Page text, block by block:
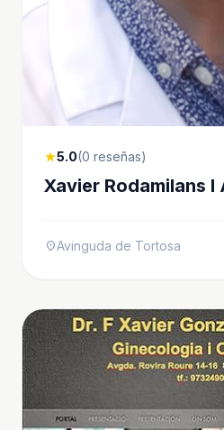
star5.0(0 reseñas)
Xavier Rodamilans I
location_onAvinguda de Tortosa